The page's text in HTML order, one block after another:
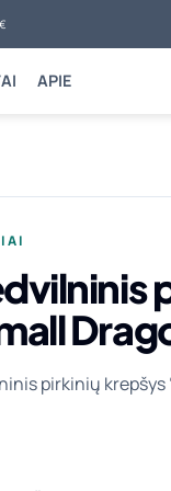
APIE
pirkinių krepšys